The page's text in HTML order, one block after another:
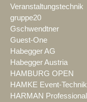
Veranstaltungstechnik
gruppe20
Gschwendtner
Guest-One
Habegger AG
Habegger Austria
HAMBURG OPEN
HAMKE Event-Technik
HARMAN Professional